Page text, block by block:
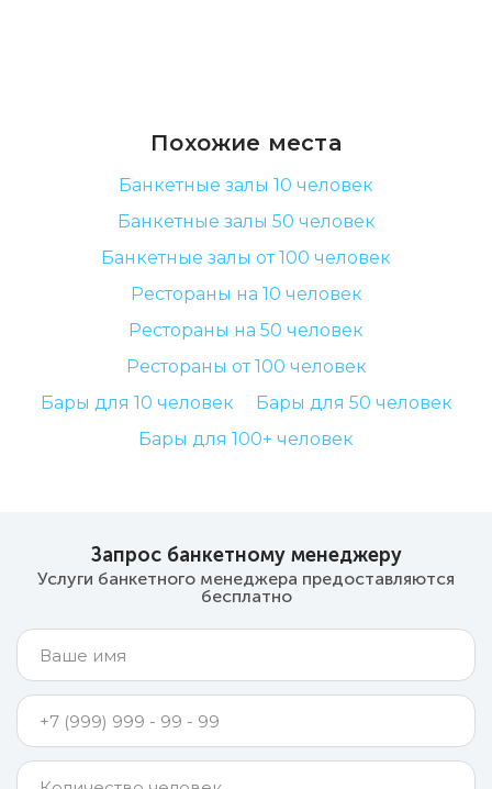
Похожие места
Банкетные залы 10 человек
Банкетные залы 50 человек
Банкетные залы от 100 человек
Рестораны на 10 человек
Рестораны на 50 человек
Рестораны от 100 человек
Бары для 10 человек
Бары для 50 человек
Бары для 100+ человек
Запрос банкетному менеджеру
Услуги банкетного менеджера предоставляются
бесплатно